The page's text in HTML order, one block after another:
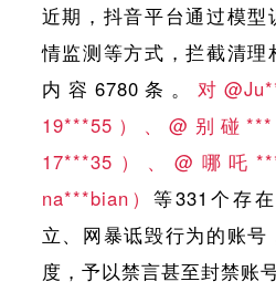
近期，抖音平台通过模
情监测等方式，拦截清理
内容6780条。对
19***55）、@别碰
17***35）、@哪吒
na***bian）等331个存
立、网暴诋毁行为的账号
度，予以禁言甚至封禁账